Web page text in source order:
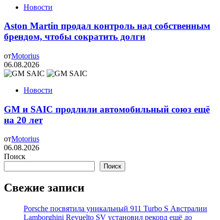
Новости
Aston Martin продал контроль над собственным
брендом, чтобы сократить долги
отMotorius
06.08.2026
Новости
GM и SAIC продлили автомобильный союз ещё
на 20 лет
отMotorius
06.08.2026
Поиск
Поиск
Свежие записи
Porsche посвятила уникальный 911 Turbo S Австралии
Lamborghini Revuelto SV установил рекорд ещё до